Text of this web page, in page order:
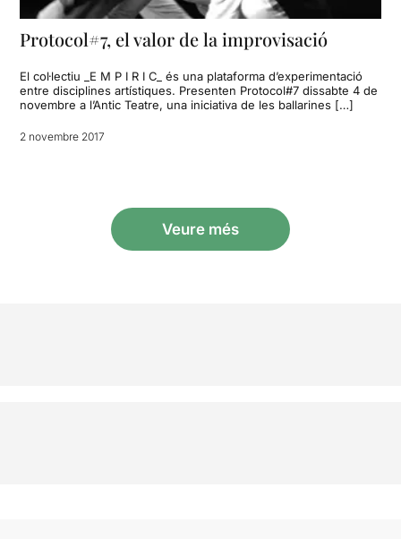
Protocol#7, el valor de la improvisació
El col·lectiu _E M P I R I C_ és una plataforma d’experimentació
entre disciplines artístiques. Presenten Protocol#7 dissabte 4 de
novembre a l’Antic Teatre, una iniciativa de les ballarines […]
2 novembre 2017
Veure més